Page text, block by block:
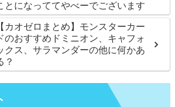
とになっててやべーでございます
【カオゼロまとめ】モンスターカー
のおすすめドミニオン、キャフォ
クス、サラマンダーの他に何かあ
？